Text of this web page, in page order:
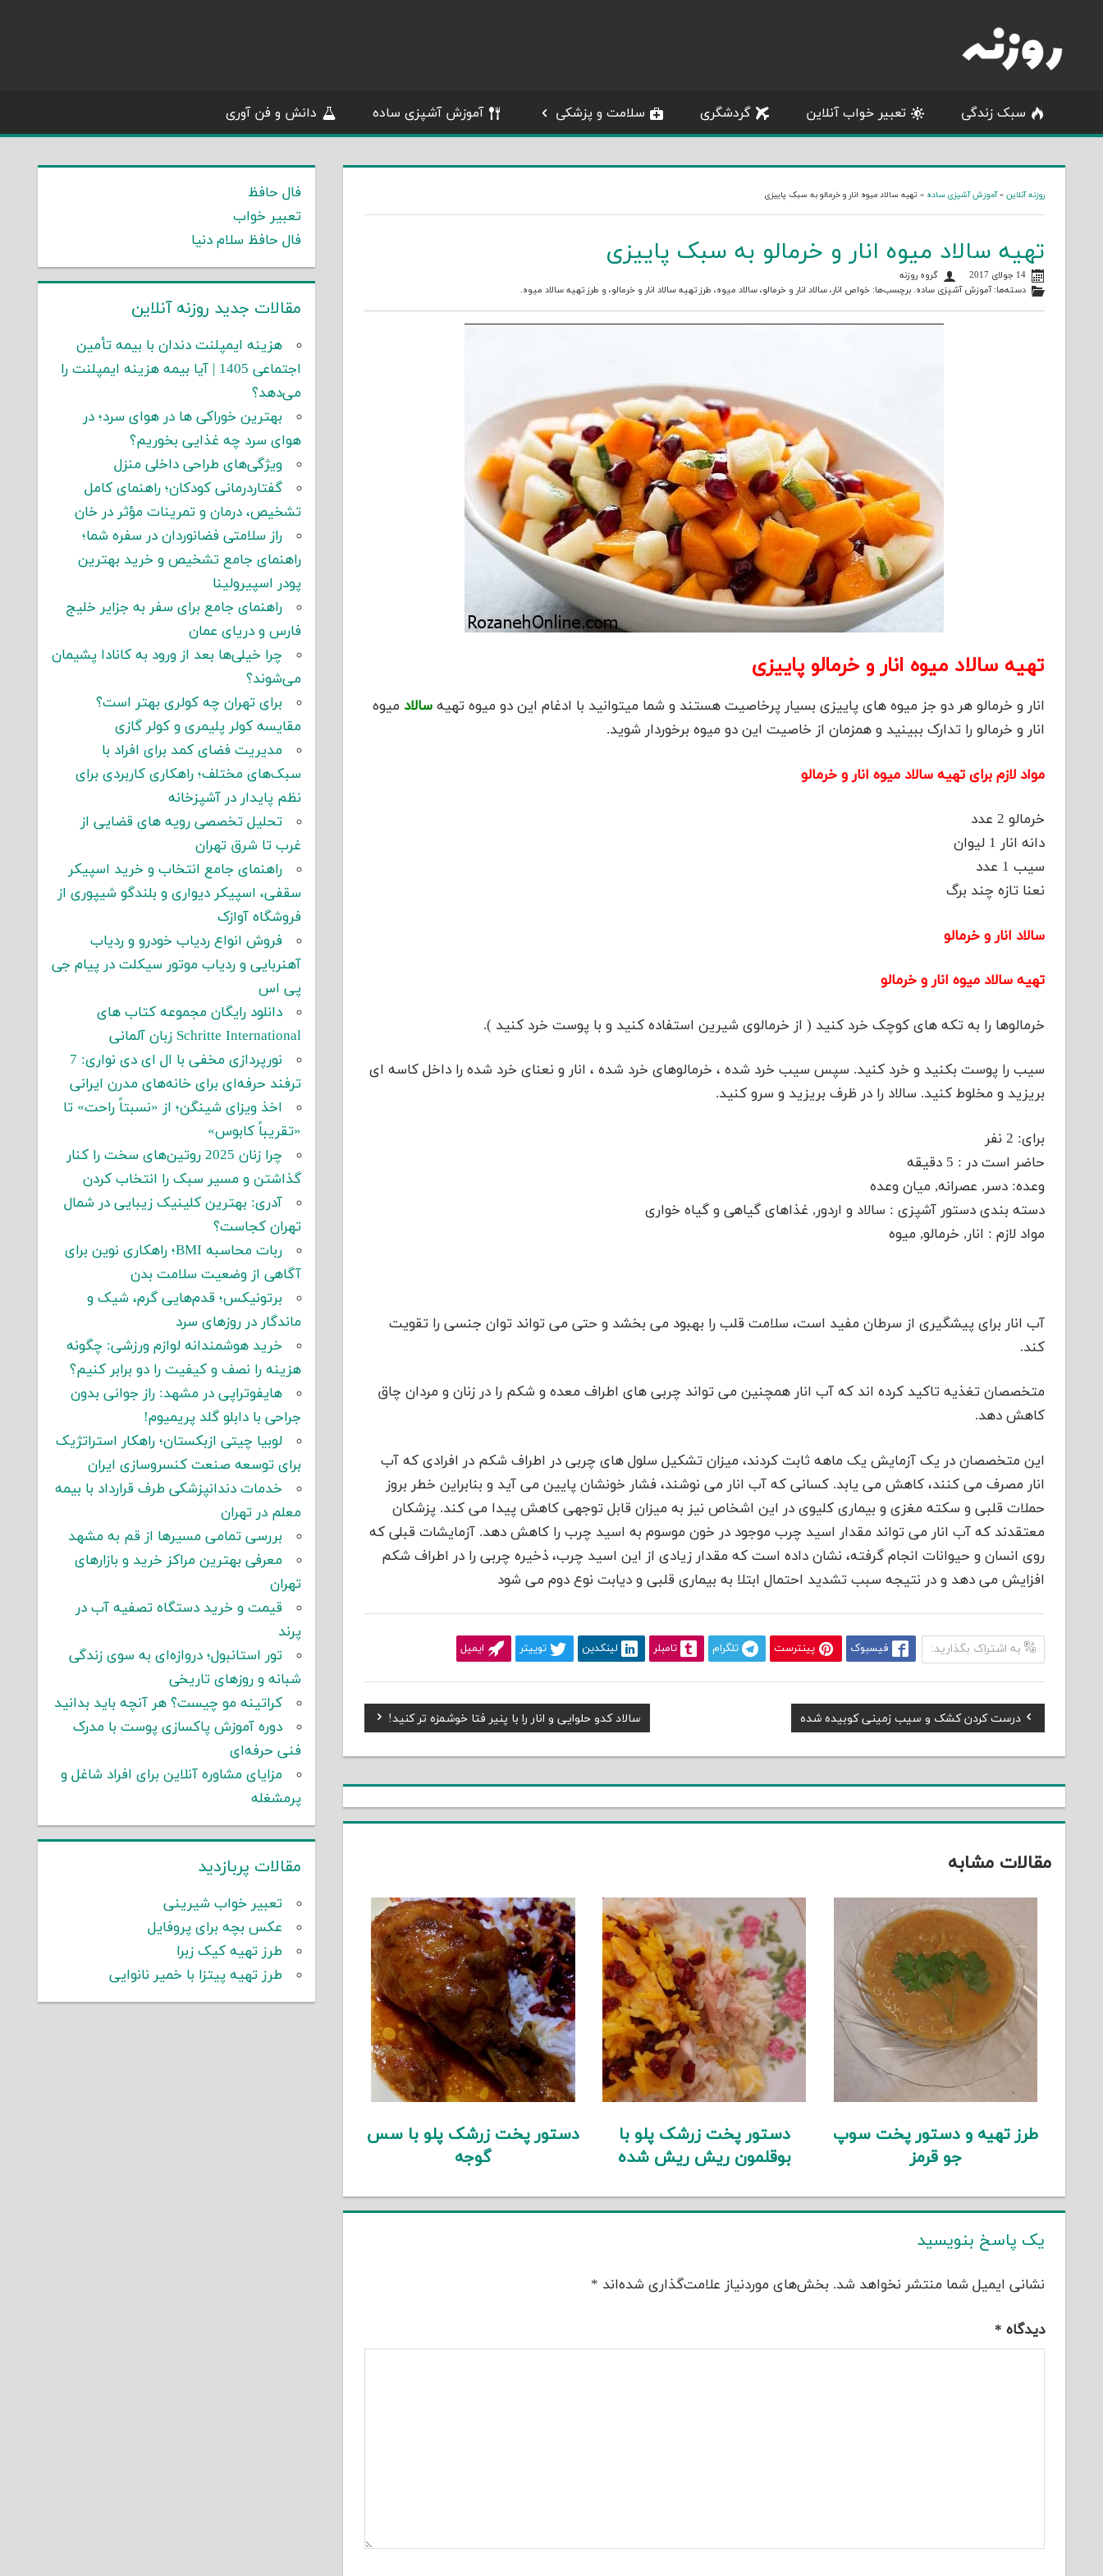
content
سبک زندگی تعبیر خواب آنلاین گردشگری سلامت و پزشکی آموزش آشپزی ساده دانش و فن آوری
روزنه آنلاین »آموزش آشپزی ساده » تهیه سالاد میوه انار و خرمالو به سبک پاییزی
تهیه سالاد میوه انار و خرمالو به سبک پاییزی
14 جولای 2017
گروه روزنه
دسته‌ها:آموزش آشپزی ساده. برچسب‌ها: خواص انار ، سالاد انار و خرمالو، سالاد میوه، طرز تهیه سالاد انار و خرمالو، و طرز تهیه سالاد میوه.
تهیه سالاد میوه انار و خرمالو پاییزی
انار و خرمالو هر دو جز میوه های پاییزی بسیار پرخاصیت هستند و شما میتوانید با ادغام این دو میوه تهیهسالاد میوه
انار و خرمالو را تدارک ببینید و همزمان از خاصیت این دو میوه برخوردار شوید.
مواد لازم برای تهیه سالاد میوه انار و خرمالو
خرمالو 2 عدد
دانه انار 1 لیوان
سیب 1 عدد
نعنا تازه چند برگ
سالاد انار و خرمالو
تهیه سالاد میوه انار و خرمالو
خرمالوها را به تکه های کوچک خرد کنید ( از خرمالوی شیرین استفاده کنید و با پوست خرد کنید ).
سیب را پوست بکنید و خرد کنید. سپس سیب خرد شده ، خرمالوهای خرد شده ، انار و نعنای خرد شده را داخل کاسه ای
بریزید و مخلوط کنید. سالاد را در ظرف بریزید و سرو کنید.
برای: 2 نفر
حاضر است در : 5 دقیقه
وعده: دسر, عصرانه, میان وعده
دسته بندی دستور آشپزی : سالاد و اردور, غذاهای گیاهی و گیاه خواری
مواد لازم : انار, خرمالو, میوه
آب انار برای پیشگیری از سرطان مفید است، سلامت قلب را بهبود می بخشد و حتی می تواند توان جنسی را تقویت
کند.
متخصصان تغذیه تاکید کرده اند که آب انار همچنین می تواند چربی های اطراف معده و شکم را در زنان و مردان چاق
کاهش دهد.
این متخصصان در یک آزمایش یک ماهه ثابت کردند، میزان تشکیل سلول های چربی در اطراف شکم در افرادی که آب
انار مصرف می کنند، کاهش می یابد. کسانی که آب انار می نوشند، فشار خونشان پایین می آید و بنابراین خطر بروز
حملات قلبی و سکته مغزی و بیماری کلیوی در این اشخاص نیز به میزان قابل توجهی کاهش پیدا می کند. پزشکان
معتقدند که آب انار می تواند مقدار اسید چرب موجود در خون موسوم به اسید چرب را کاهش دهد. آزمایشات قبلی که
روی انسان و حیوانات انجام گرفته، نشان داده است که مقدار زیادی از این اسید چرب، ذخیره چربی را در اطراف شکم
افزایش می دهد و در نتیجه سبب تشدید احتمال ابتلا به بیماری قلبی و دیابت نوع دوم می شود
به اشتراک بگذارید: فیسبوک پینترست تلگرام تامبلر لینکدین توییتر ایمیل
راهبری
نوشته
Previous
Post:
درست کردن کشک و سیب زمینی کوبیده شده
Next
Post:
سالاد کدو حلوایی و انار را با پنیر فتا خوشمزه تر کنید!
مقالات مشابه
طرز تهیه و دستور پخت سوپ
جو قرمز
دستور پخت زرشک پلو با
بوقلمون ریش ریش شده
دستور پخت زرشک پلو با سس
گوجه
یک پاسخ بنویسید
نشانی ایمیل شما منتشر نخواهد شد. بخش‌های موردنیاز علامت‌گذاری شده‌اند *
دیدگاه *
فال حافظ
تعبیر خواب
فال حافظ سلام دنیا
مقالات جدید روزنه آنلاین
هزینه ایمپلنت دندان با بیمه تأمین
اجتماعی 1405 | آیا بیمه هزینه ایمپلنت را
می‌دهد؟
بهترین خوراکی ها در هوای سرد؛ در
هوای سرد چه غذایی بخوریم؟
ویژگی‌های طراحی داخلی منزل
گفتاردرمانی کودکان؛ راهنمای کامل
تشخیص، درمان و تمرینات مؤثر در خان
راز سلامتی فضانوردان در سفره شما؛
راهنمای جامع تشخیص و خرید بهترین
پودر اسپیرولینا
راهنمای جامع برای سفر به جزایر خلیج
فارس و دریای عمان
چرا خیلی‌ها بعد از ورود به کانادا پشیمان
می‌شوند؟
برای تهران چه کولری بهتر است؟
مقایسه کولر پلیمری و کولر گازی
مدیریت فضای کمد برای افراد با
سبک‌های مختلف؛ راهکاری کاربردی برای
نظم پایدار در آشپزخانه
تحلیل تخصصی رویه های قضایی از
غرب تا شرق تهران
راهنمای جامع انتخاب و خرید اسپیکر
سقفی، اسپیکر دیواری و بلندگو شیپوری از
فروشگاه آوازک
فروش انواع ردیاب خودرو و ردیاب
آهنربایی و ردیاب موتور سیکلت در پیام جی
پی اس
دانلود رایگان مجموعه کتاب های
Schritte International زبان آلمانی
نورپردازی مخفی با ال ای دی نواری: 7
ترفند حرفه‌ای برای خانه‌های مدرن ایرانی
اخذ ویزای شینگن؛ از «نسبتاً راحت» تا
«تقریباً کابوس»
چرا زنان 2025 روتین‌های سخت را کنار
گذاشتن و مسیر سبک را انتخاب کردن
آدری: بهترین کلینیک زیبایی در شمال
تهران کجاست؟
ربات محاسبه BMI؛ راهکاری نوین برای
آگاهی از وضعیت سلامت بدن
برتونیکس؛ قدم‌هایی گرم، شیک و
ماندگار در روزهای سرد
خرید هوشمندانه لوازم ورزشی: چگونه
هزینه را نصف و کیفیت را دو برابر کنیم؟
هایفوتراپی در مشهد: راز جوانی بدون
جراحی با دابلو گلد پریمیوم!
لوبیا چیتی ازبکستان؛ راهکار استراتژیک
برای توسعه صنعت کنسروسازی ایران
خدمات دندانپزشکی طرف قرارداد با بیمه
معلم در تهران
بررسی تمامی مسیرها از قم به مشهد
معرفی بهترین مراکز خرید و بازارهای
تهران
قیمت و خرید دستگاه تصفیه آب در
پرند
تور استانبول؛ دروازه‌ای به سوی زندگی
شبانه و روزهای تاریخی
کراتینه مو چیست؟ هر آنچه باید بدانید
دوره آموزش پاکسازی پوست با مدرک
فنی حرفه‌ای
مزایای مشاوره آنلاین برای افراد شاغل و
پرمشغله
مقالات پربازدید
تعبیر خواب شیرینی
عکس بچه برای پروفایل
طرز تهیه کیک زبرا
طرز تهیه پیتزا با خمیر نانوایی